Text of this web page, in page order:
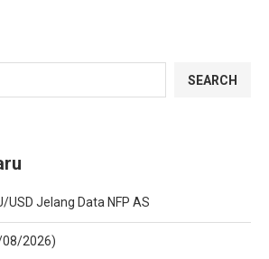
SEARCH
USD Jelang Data NFP AS
08/2026)